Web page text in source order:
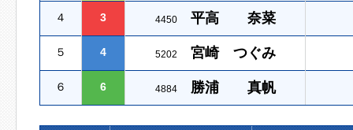
４ 3 4450 平高 奈菜
５ 4 5202 宮崎 つぐみ
６ 6 4884 勝浦 真帆